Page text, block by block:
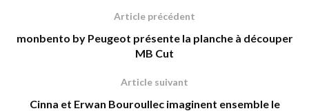
Article précédent
monbento by Peugeot présente la planche à découper
MB Cut
Article suivant
Cinna et Erwan Bouroullec imaginent ensemble le